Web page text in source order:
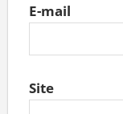
E-mail
Site